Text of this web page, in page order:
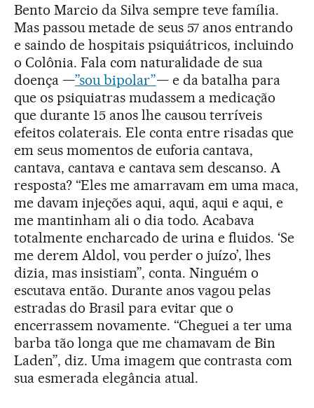
Bento Marcio da Silva sempre teve família.
Mas passou metade de seus 57 anos entrando
e saindo de hospitais psiquiátricos, incluindo
o Colônia. Fala com naturalidade de sua
doença —”sou bipolar”— e da batalha para
que os psiquiatras mudassem a medicação
que durante 15 anos lhe causou terríveis
efeitos colaterais. Ele conta entre risadas que
em seus momentos de euforia cantava,
cantava, cantava e cantava sem descanso. A
resposta? “Eles me amarravam em uma maca,
me davam injeções aqui, aqui, aqui e aqui, e
me mantinham ali o dia todo. Acabava
totalmente encharcado de urina e fluidos. ‘Se
me derem Aldol, vou perder o juízo’, lhes
dizia, mas insistiam”, conta. Ninguém o
escutava então. Durante anos vagou pelas
estradas do Brasil para evitar que o
encerrassem novamente. “Cheguei a ter uma
barba tão longa que me chamavam de Bin
Laden”, diz. Uma imagem que contrasta com
sua esmerada elegância atual.